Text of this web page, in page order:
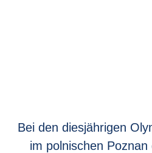
Bei den diesjährigen
im polnischen